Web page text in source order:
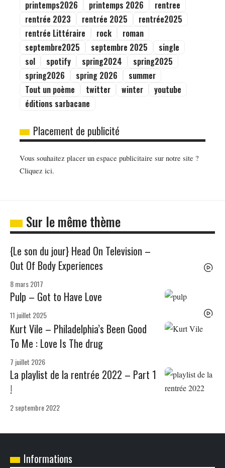
printemps2026
printemps 2026
rentree
rentrée 2023
rentrée 2025
rentrée2025
rentrée Littéraire
rock
roman
septembre2025
septembre 2025
single
sol
spotify spring2024
spring2025
spring2026
spring 2026
summer
Tout un poème
twitter winter
youtube
éditions sarbacane
Placement de publicité
Vous souhaitez placer un espace publicitaire sur notre site ?
Cliquez ici.
Sur le même thème
{Le son du jour} Head On Television –
Out Of Body Experiences
8 mars 2017
Pulp – Got to Have Love
11 juillet 2025
Kurt Vile – Philadelphia’s Been Good
To Me : Love Is The drug
7 juillet 2026
La playlist de la rentrée 2022 – Part 1
!
2 septembre 2022
Informations